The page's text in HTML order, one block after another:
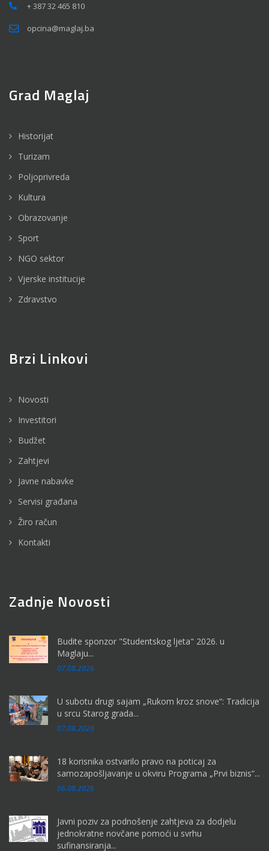
+ 387 32 465 810
opcina@maglaj.ba
Grad Maglaj
Historijat
Turizam
Poljoprivreda
Kultura
Obrazovanje
Sport
NGO sektor
Vjerske institucije
Zdravstvo
Brzi Linkovi
Novosti
Investitori
Budžet
Zahtjevi
Javne nabavke
Servisi građana
Žiro račun
Kontakti
Zadnje Novosti
Budite sponzor "Studentskog ljeta" 2026. u
Maglaju...
07.08.2026
U subotu drugi sajam „Rukom kroz snove“: Tradicija
u srcu Starog grada...
07.08.2026
18 korisnika ostvarilo pravo na poticaj za
samozapošljavanje u okviru Programa „Prvi biznis“...
06.08.2026
Javni poziv za podnošenje zahtjeva za dodjelu
jednokratne novčane pomoći u svrhu
sufinansiranja...